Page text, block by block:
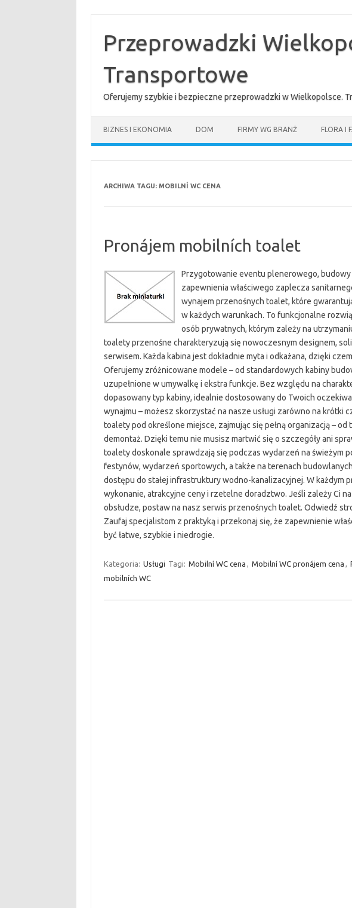
treściPrzeprowadzki
Transportowe
Oferujemy szybkie i bezpieczne przeprowadzki w Wielkopolsce.
BIZNES I EKONOMIA DOM FIRMY WG BRANŻ FLORA I
ARCHIWA TAGU: MOBILNÍ WC CENA
Pronájem mobilních toalet
Przygotowanie eventu plenerowego,
zapewnienia właściwego zaplecza
wynajem przenośnych toalet, które
w każdych warunkach. To funkcjonalne
osób prywatnych, którym zależy na
toalety przenośne charakteryzują się nowoczesnym designem,
serwisem. Każda kabina jest dokładnie myta i odkażana, dzięki
Oferujemy zróżnicowane modele – od standardowych kabiny
uzupełnione w umywalkę i ekstra funkcje. Bez względu na
dopasowany typ kabiny, idealnie dostosowany do Twoich
wynajmu – możesz skorzystać na nasze usługi zarówno na krótki
toalety pod określone miejsce, zajmując się pełną organizacją –
demontaż. Dzięki temu nie musisz martwić się o szczegóły ani
toalety doskonale sprawdzają się podczas wydarzeń na świeżym
festynów, wydarzeń sportowych, a także na terenach
dostępu do stałej infrastruktury wodno-kanalizacyjnej. W każdym
wykonanie, atrakcyjne ceny i rzetelne doradztwo. Jeśli zależy Ci
obsłudze, postaw na nasz serwis przenośnych toalet. Odwiedź
Zaufaj specjalistom z praktyką i przekonaj się, że zapewnienie
być łatwe, szybkie i niedrogie.
Kategoria: Usługi Tagi: Mobilní WC cena , Mobilní WC pronájem cena ,
mobilních WC